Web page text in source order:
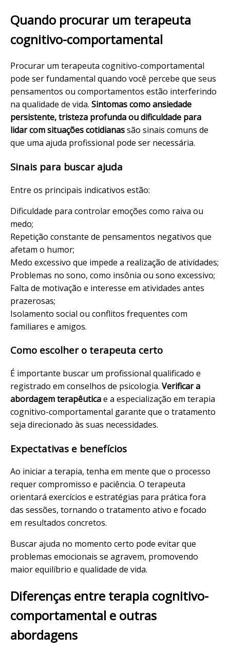
Quando procurar um terapeuta
cognitivo-comportamental
Procurar um terapeuta cognitivo-comportamental
pode ser fundamental quando você percebe que seus
pensamentos ou comportamentos estão interferindo
na qualidade de vida. Sintomas como ansiedade
persistente, tristeza profunda ou dificuldade para
lidar com situações cotidianassão sinais comuns de
que uma ajuda profissional pode ser necessária.
Sinais para buscar ajuda
Entre os principais indicativos estão:
Dificuldade para controlar emoções como raiva ou
medo;
Repetição constante de pensamentos negativos que
afetam o humor;
Medo excessivo que impede a realização de atividades;
Problemas no sono, como insônia ou sono excessivo;
Falta de motivação e interesse em atividades antes
prazerosas;
Isolamento social ou conflitos frequentes com
familiares e amigos.
Como escolher o terapeuta certo
É importante buscar um profissional qualificado e
registrado em conselhos de psicologia. Verificar a
abordagem terapêuticae a especialização em terapia
cognitivo-comportamental garante que o tratamento
seja direcionado às suas necessidades.
Expectativas e benefícios
Ao iniciar a terapia, tenha em mente que o processo
requer compromisso e paciência. O terapeuta
orientará exercícios e estratégias para prática fora
das sessões, tornando o tratamento ativo e focado
em resultados concretos.
Buscar ajuda no momento certo pode evitar que
problemas emocionais se agravem, promovendo
maior equilíbrio e qualidade de vida.
Diferenças entre terapia cognitivo-
comportamental e outras
abordagens